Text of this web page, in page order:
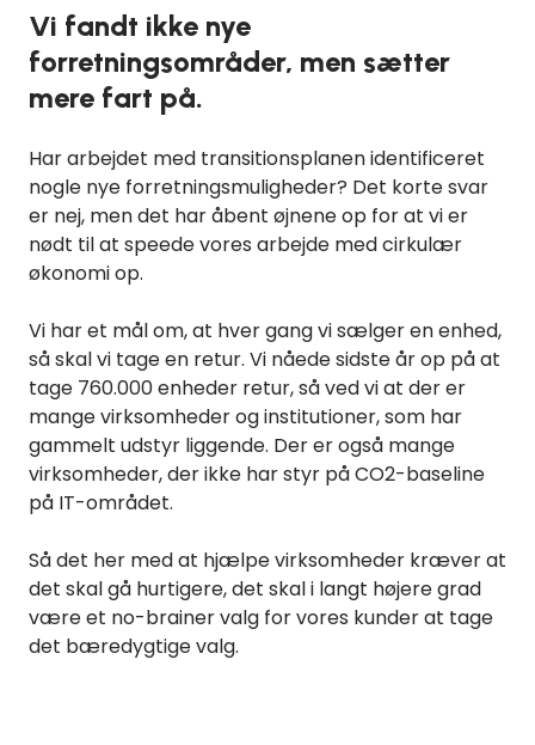
Vi fandt ikke nye
forretningsområder, men sætter
mere fart på.
Har arbejdet med transitionsplanen identificeret
nogle nye forretningsmuligheder? Det korte svar
er nej, men det har åbent øjnene op for at vi er
nødt til at speede vores arbejde med cirkulær
økonomi op.
Vi har et mål om, at hver gang vi sælger en enhed,
så skal vi tage en retur. Vi nåede sidste år op på at
tage 760.000 enheder retur, så ved vi at der er
mange virksomheder og institutioner, som har
gammelt udstyr liggende. Der er også mange
virksomheder, der ikke har styr på CO2-baseline
på IT-området.
Så det her med at hjælpe virksomheder kræver at
det skal gå hurtigere, det skal i langt højere grad
være et no-brainer valg for vores kunder at tage
det bæredygtige valg.